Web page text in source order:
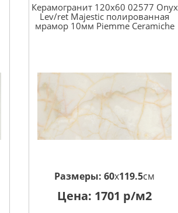
Керамогранит 120x60 02577 Onyx
Lev/ret Majestic полированная
мрамор 10мм Piemme Ceramiche
Размеры:60x119.5см
Цена: 1701 р/м2